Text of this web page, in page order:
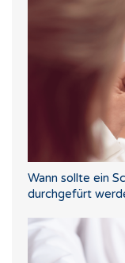
Wann sollte ein
durchgefürt